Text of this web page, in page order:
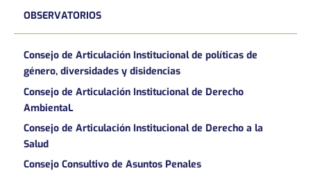
OBSERVATORIOS
Consejo de Articulación Institucional de políticas de
género, diversidades y disidencias
Consejo de Articulación Institucional de Derecho
AmbientaL
Consejo de Articulación Institucional de Derecho a la
Salud
Consejo Consultivo de Asuntos Penales